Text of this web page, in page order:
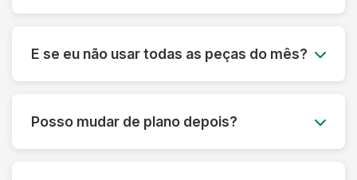
taxa de cancelamento. Sua satisfação é nossa
prioridade.
E se eu não usar todas as peças do mês?
você aproveite ao máximo seu plano sem
desperdício.
Posso mudar de plano depois?